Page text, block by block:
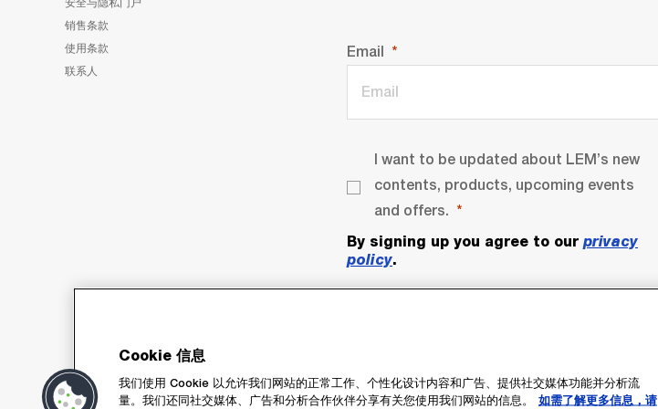
安全与隐私门户
销售条款
使用条款
联系人
Email
I want to be updated about LEM’s new
contents, products, upcoming events
and offers.
By signing up you agree to our privacy
policy.
Cookie 信息
我们使用 Cookie 以允许我们网站的正常工作、个性化设计内容和广告、提供社交媒体功能并分析流
量。我们还同社交媒体、广告和分析合作伙伴分享有关您使用我们网站的信息。
如需了解更多信息，请